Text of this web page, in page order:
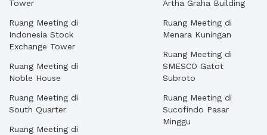
Tower
Ruang Meeting di
Indonesia Stock
Exchange Tower
Ruang Meeting di
Noble House
Ruang Meeting di
South Quarter
Ruang Meeting di
Artha Graha Building
Ruang Meeting di
Menara Kuningan
Ruang Meeting di
SMESCO Gatot
Subroto
Ruang Meeting di
Sucofindo Pasar
Minggu